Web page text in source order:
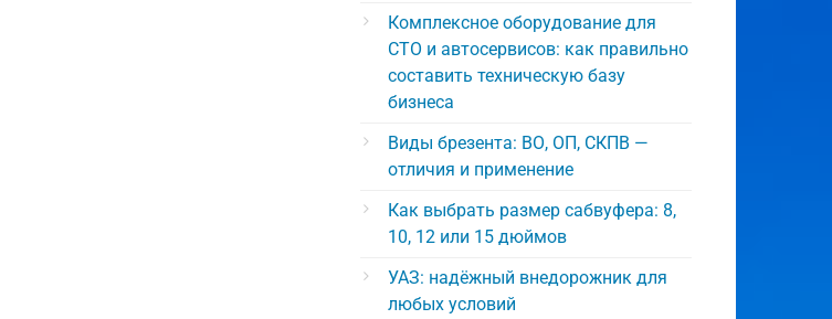
Комплексное оборудование для
СТО и автосервисов: как правильно
составить техническую базу
бизнеса
Виды брезента: ВО, ОП, СКПВ —
отличия и применение
Как выбрать размер сабвуфера: 8,
10, 12 или 15 дюймов
УАЗ: надёжный внедорожник для
любых условий